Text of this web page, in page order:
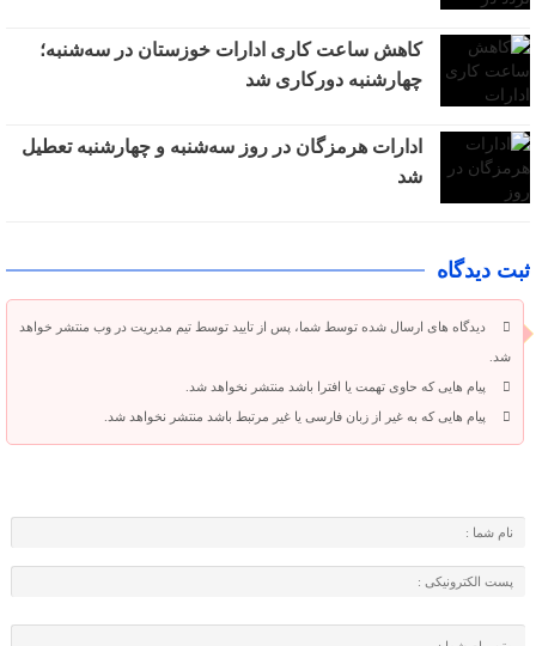
کاهش ساعت کاری ادارات خوزستان در سه‌شنبه؛
چهارشنبه دورکاری شد
ادارات هرمزگان در روز سه‌شنبه و چهارشنبه تعطیل
شد
ثبت دیدگاه
دیدگاه های ارسال شده توسط شما، پس از تایید توسط تیم مدیریت در وب منتشر خواهد
شد.
پیام هایی که حاوی تهمت یا افترا باشد منتشر نخواهد شد.
پیام هایی که به غیر از زبان فارسی یا غیر مرتبط باشد منتشر نخواهد شد.